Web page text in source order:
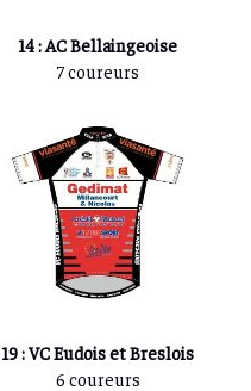
14 : AC Bellaingeoise
7 coureurs
19 : VC Eudois et Breslois
6 coureurs